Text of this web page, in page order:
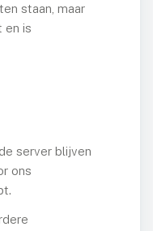
staan, maar
en is
server blijven
ons